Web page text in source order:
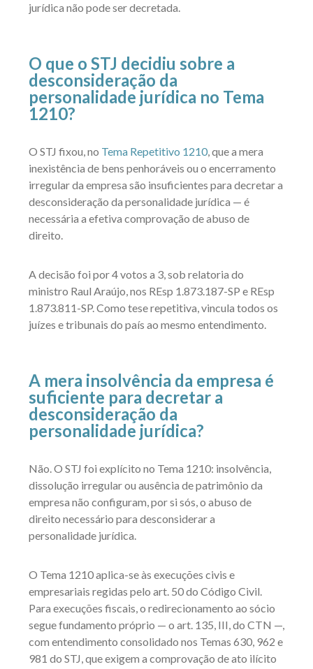
jurídica não pode ser decretada.
O que o STJ decidiu sobre a
desconsideração da
personalidade jurídica no Tema
1210?
O STJ fixou, no Tema Repetitivo 1210, que a mera
inexistência de bens penhoráveis ou o encerramento
irregular da empresa são insuficientes para decretar a
desconsideração da personalidade jurídica — é
necessária a efetiva comprovação de abuso de
direito.
A decisão foi por 4 votos a 3, sob relatoria do
ministro Raul Araújo, nos REsp 1.873.187-SP e REsp
1.873.811-SP. Como tese repetitiva, vincula todos os
juízes e tribunais do país ao mesmo entendimento.
A mera insolvência da empresa é
suficiente para decretar a
desconsideração da
personalidade jurídica?
Não. O STJ foi explícito no Tema 1210: insolvência,
dissolução irregular ou ausência de patrimônio da
empresa não configuram, por si sós, o abuso de
direito necessário para desconsiderar a
personalidade jurídica.
O Tema 1210 aplica-se às execuções civis e
empresariais regidas pelo art. 50 do Código Civil.
Para execuções fiscais, o redirecionamento ao sócio
segue fundamento próprio — o art. 135, III, do CTN —,
com entendimento consolidado nos Temas 630, 962 e
981 do STJ, que exigem a comprovação de ato ilícito